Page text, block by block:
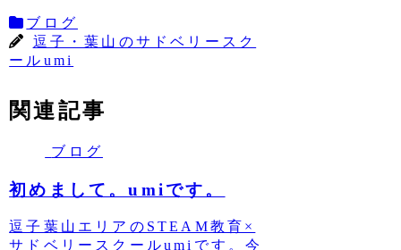
ブログ
逗子・葉山のサドベリースク
ールumi
関連記事
ブログ
初めまして。umiです。
逗子葉山エリアのSTEAM教育×
サドベリースクールumiです。今